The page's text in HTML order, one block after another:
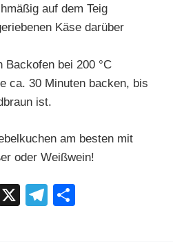
auf dem Teig
Käse darüber
Backofen bei 200 °C
ca. 30 Minuten backen, bis
ist.
am besten mit
oder Weißwein!
W
X
T